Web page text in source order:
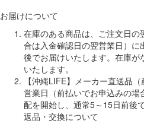
お届けについて
在庫のある商品は、ご注文日
合は入金確認日の翌営業日）
後でお届けいたします。在庫
いたします。
【沖縄LIFE】メーカー直送品
営業日（前払いでお申込みの
配を開始し、通常5～15日前後
返品・交換について